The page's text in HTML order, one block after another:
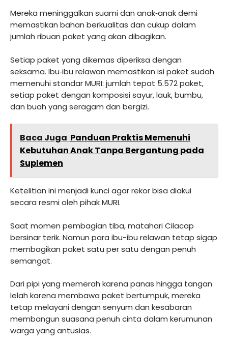
Mereka meninggalkan suami dan anak‑anak demi
memastikan bahan berkualitas dan cukup dalam
jumlah ribuan paket yang akan dibagikan.
Setiap paket yang dikemas diperiksa dengan
seksama. Ibu‑ibu relawan memastikan isi paket sudah
memenuhi standar MURI: jumlah tepat 5.572 paket,
setiap paket dengan komposisi sayur, lauk, bumbu,
dan buah yang seragam dan bergizi.
Baca Juga Panduan Praktis Memenuhi
Kebutuhan Anak Tanpa Bergantung pada
Suplemen
Ketelitian ini menjadi kunci agar rekor bisa diakui
secara resmi oleh pihak MURI.
Saat momen pembagian tiba, matahari Cilacap
bersinar terik. Namun para ibu-ibu relawan tetap sigap
membagikan paket satu per satu dengan penuh
semangat.
Dari pipi yang memerah karena panas hingga tangan
lelah karena membawa paket bertumpuk, mereka
tetap melayani dengan senyum dan kesabaran
membangun suasana penuh cinta dalam kerumunan
warga yang antusias.